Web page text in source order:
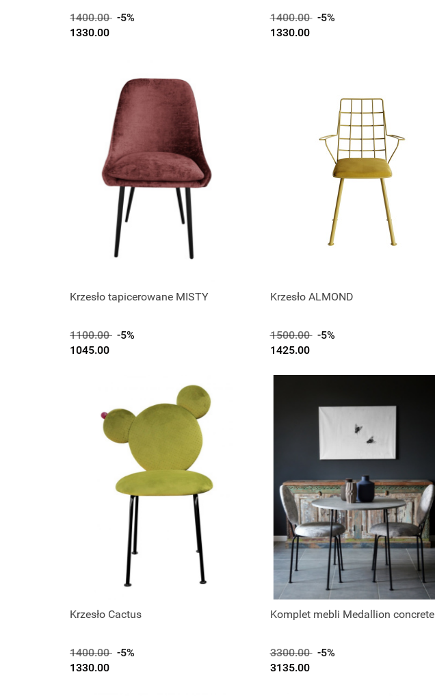
1400.00 -5%
1330.00
1400.00
-5%
1330.00
Krzesło tapicerowane MISTY
1100.00 -5%
1045.00
Krzesło ALMOND
1500.00
-5%
1425.00
Krzesło Cactus
1400.00 -5%
1330.00
Komplet mebli Medallion concrete
3300.00
-5%
3135.00